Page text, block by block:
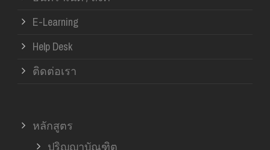
E-Learning
Help Desk
ติดต่อเรา
หลักสูตร
ปริญญาบัณฑิต